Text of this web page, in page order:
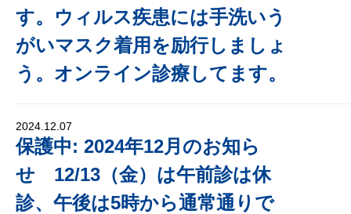
す。ウィルス疾患には手洗いう
がいマスク着用を励行しましょ
う。オンライン診療してます。
2024.12.07
保護中: 2024年12月のお知ら
せ 12/13（金）は午前診は休
診、午後は5時から通常通りで